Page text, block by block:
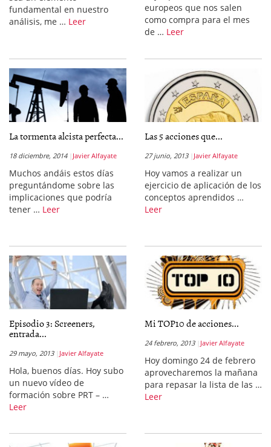
fundamental en nuestro
análisis, me … Leer
europeos que nos salen
como compra para el mes
de … Leer
La tormenta alcista perfecta...
18 diciembre, 2014 Javier Alfayate
Muchos andáis estos días
preguntándome sobre las
implicaciones que podría
tener … Leer
Las 5 acciones que...
27 junio, 2013 Javier Alfayate
Hoy vamos a realizar un
ejercicio de aplicación de los
conceptos aprendidos …
Leer
Episodio 3: Screeners,
entrada...
29 mayo, 2013 Javier Alfayate
Hola, buenos días. Hoy subo
un nuevo vídeo de
formación sobre PRT – …
Leer
Mi TOP10 de acciones...
24 febrero, 2013 Javier Alfayate
Hoy domingo 24 de febrero
aprovecharemos la mañana
para repasar la lista de las …
Leer